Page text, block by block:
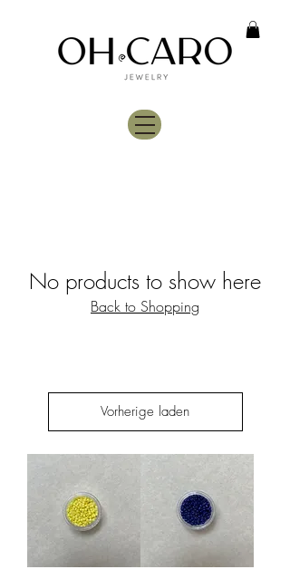
No products to show here
Back to Shopping
Vorherige laden